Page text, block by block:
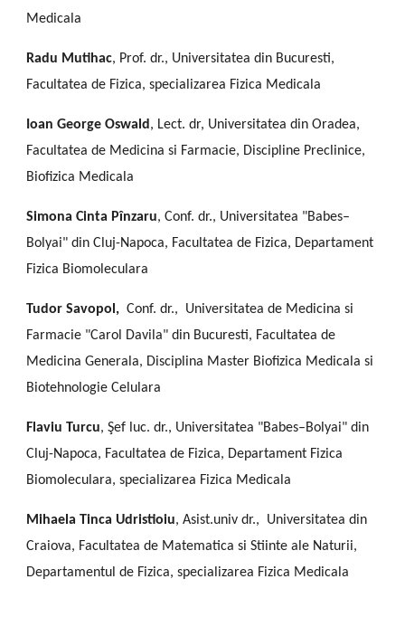
Medicala
Radu Mutihac, Prof. dr., Universitatea din Bucuresti,
Facultatea de Fizica, specializarea Fizica Medicala
Ioan George Oswald , Lect. dr, Universitatea din Oradea,
Facultatea de Medicina si Farmacie, Discipline Preclinice,
Biofizica Medicala
Simona Cinta Pînzaru, Conf. dr., Universitatea "Babes–
Bolyai" din Cluj-Napoca, Facultatea de Fizica, Departament
Fizica Biomoleculara
Tudor Savopol,Conf. dr., Universitatea de Medicina si
Farmacie "Carol Davila" din Bucuresti, Facultatea de
Medicina Generala, Disciplina Master Biofizica Medicala si
Biotehnologie Celulara
Flaviu Turcu, Şef luc. dr., Universitatea "Babes–Bolyai" din
Cluj-Napoca, Facultatea de Fizica, Departament Fizica
Biomoleculara, specializarea Fizica Medicala
Mihaela Tinca Udristioiu, Asist.univ dr., Universitatea din
Craiova, Facultatea de Matematica si Stiinte ale Naturii,
Departamentul de Fizica, specializarea Fizica Medicala